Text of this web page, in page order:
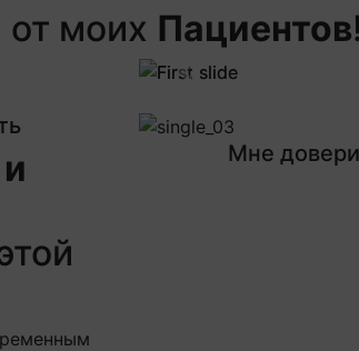
моих Пациентов!
Previous
Мне